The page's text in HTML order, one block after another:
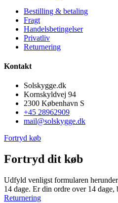
Bestilling & betaling
Fragt
Handelsbetingelser
Privatliv
Returnering
Kontakt
Solskygge.dk
Kornskyldvej 94
2300 København S
+45 28962909
mail@solskygge.dk
Fortryd køb
Fortryd dit køb
Udfyld venligst formularen
14 dage. Er din ordre over 14 dage,
Returnering